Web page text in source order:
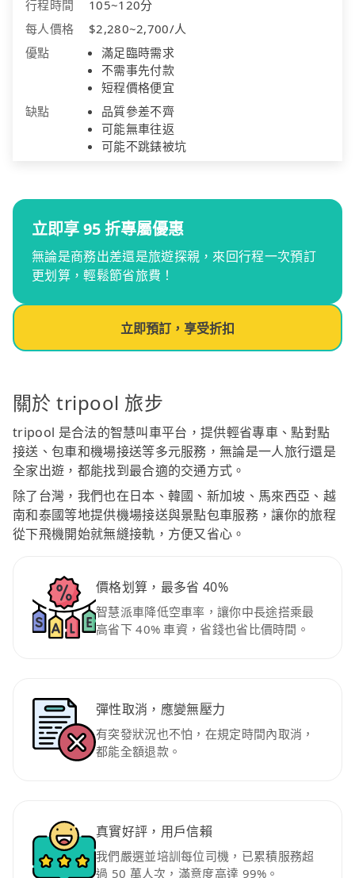
行程時間
105~120分
每人價格
$2,280~2,700/人
優點
滿足臨時需求
不需事先付款
短程價格便宜
缺點
品質參差不齊
可能無車往返
可能不跳錶被坑
立即享 95 折專屬優惠
無論是商務出差還是旅遊探親，來回行程一次預訂
更划算，輕鬆節省旅費！
立即預訂，享受折扣
關於 tripool 旅步
tripool 是合法的智慧叫車平台，提供輕省專車、點對點
接送、包車和機場接送等多元服務，無論是一人旅行還是
全家出遊，都能找到最合適的交通方式。
除了台灣，我們也在日本、韓國、新加坡、馬來西亞、越
南和泰國等地提供機場接送與景點包車服務，讓你的旅程
從下飛機開始就無縫接軌，方便又省心。
價格划算，最多省 40%
智慧派車降低空車率，讓你中長途搭乘最
高省下 40% 車資，省錢也省比價時間。
彈性取消，應變無壓力
有突發狀況也不怕，在規定時間內取消，
都能全額退款。
真實好評，用戶信賴
我們嚴選並培訓每位司機，已累積服務超
過 50 萬人次，滿意度高達 99%。